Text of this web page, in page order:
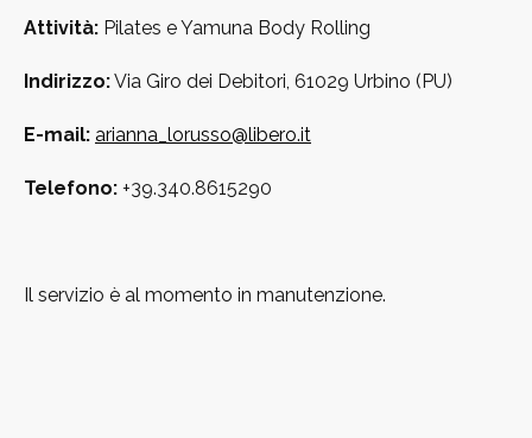
Attività: Pilates e Yamuna Body Rolling
Indirizzo:Via Giro dei Debitori, 61029 Urbino (PU)
E-mail: arianna_lorusso@libero.it
Telefono: +39.340.8615290
Il servizio è al momento in manutenzione.